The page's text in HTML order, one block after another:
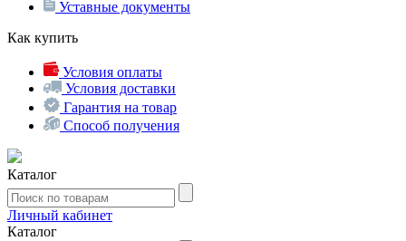
Уставные документы
Как купить
Условия оплаты
Условия доставки
Гарантия на товар
Способ получения
Каталог
Личный кабинет
Каталог